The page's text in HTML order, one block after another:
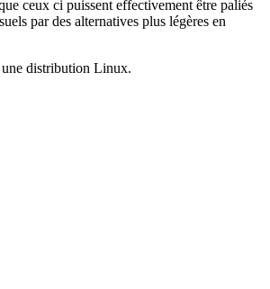
ceux ci puissent effectivement être paliés
par des alternatives plus légères en
une distribution Linux.